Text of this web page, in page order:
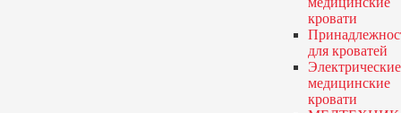
кровати
для кроватей
Электрические
медицинские
кровати